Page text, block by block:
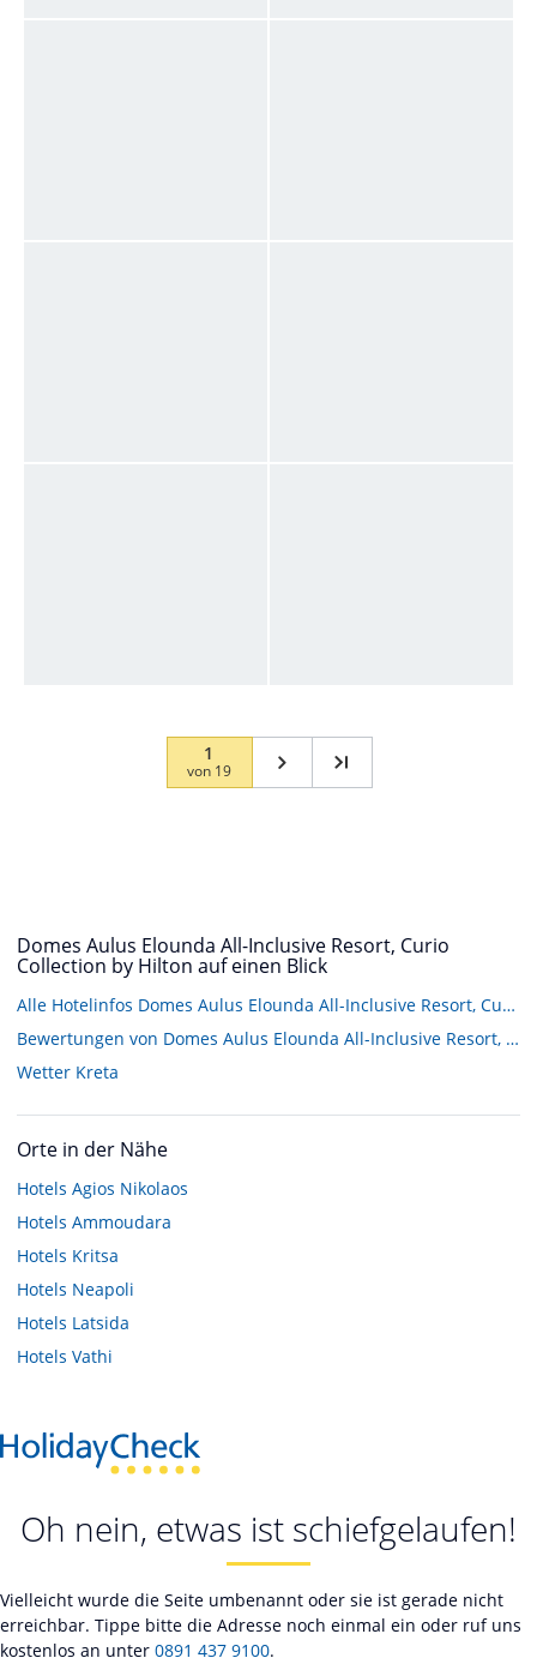
1
von 19
Domes Aulus Elounda All-Inclusive Resort, Curio
Collection by Hilton auf einen Blick
Alle Hotelinfos Domes Aulus Elounda All-Inclusive Resort, Curio Collection by Hilton
Bewertungen von Domes Aulus Elounda All-Inclusive Resort, Curio Collection by Hilton
Wetter Kreta
Orte in der Nähe
Hotels Agios Nikolaos
Hotels Ammoudara
Hotels Kritsa
Hotels Neapoli
Hotels Latsida
Hotels Vathi
Oh nein, etwas ist schiefgelaufen!
Vielleicht wurde die Seite umbenannt oder sie ist gerade nicht
erreichbar. Tippe bitte die Adresse noch einmal ein oder ruf uns
kostenlos an unter 0891 437 9100.